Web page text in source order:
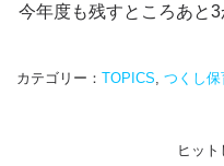
今年度も残すところあと3
カテゴリー： TOPICS, つくし
ヒッ